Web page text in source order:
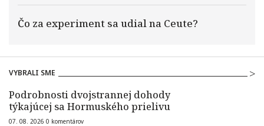
Čo za experiment sa udial na Ceute?
VYBRALI SME
Podrobnosti dvojstrannej dohody
týkajúcej sa Hormuského prielivu
07. 08. 2026 0 komentárov